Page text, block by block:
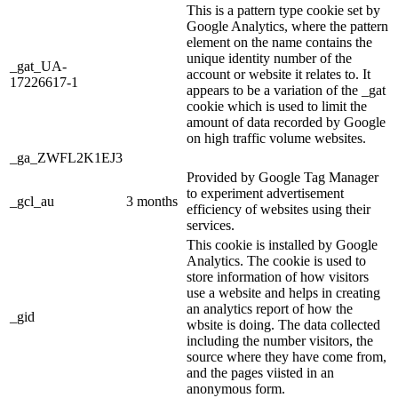
_gat_UA-
17226617-1
This is a pattern type cookie set by
Google Analytics, where the pattern
element on the name contains the
unique identity number of the
account or website it relates to. It
appears to be a variation of the _gat
cookie which is used to limit the
amount of data recorded by Google
on high traffic volume websites.
_ga_ZWFL2K1EJ3
_gcl_au 3 months
Provided by Google Tag Manager
to experiment advertisement
efficiency of websites using their
services.
_gid
This cookie is installed by Google
Analytics. The cookie is used to
store information of how visitors
use a website and helps in creating
an analytics report of how the
wbsite is doing. The data collected
including the number visitors, the
source where they have come from,
and the pages viisted in an
anonymous form.